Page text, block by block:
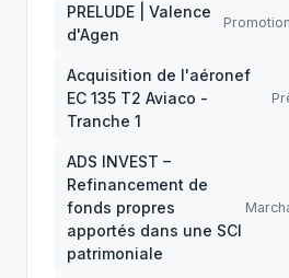
PRELUDE | Valence
d'Agen
Acquisition de l'aéronef
EC 135 T2 Aviaco -
Tranche 1
ADS INVEST –
Refinancement de
fonds propres
apportés dans une SCI
patrimoniale